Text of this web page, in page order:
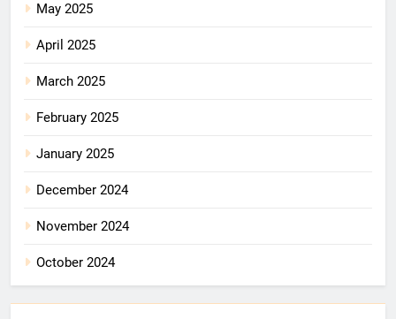
May 2025
April 2025
March 2025
February 2025
January 2025
December 2024
November 2024
October 2024